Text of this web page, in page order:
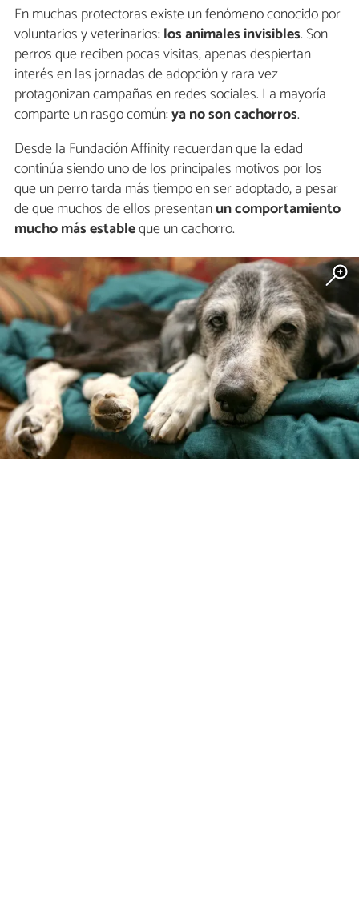
En muchas protectoras existe un fenómeno conocido por
voluntarios y veterinarios:los animales invisibles. Son
perros que reciben pocas visitas, apenas despiertan
interés en las jornadas de adopción y rara vez
protagonizan campañas en redes sociales. La mayoría
comparte un rasgo común:ya no son cachorros.
Desde la Fundación Affinity recuerdan que la edad
continúa siendo uno de los principales motivos por los
que un perro tarda más tiempo en ser adoptado, a pesar
de que muchos de ellos presentanun comportamiento
mucho más estableque un cachorro.